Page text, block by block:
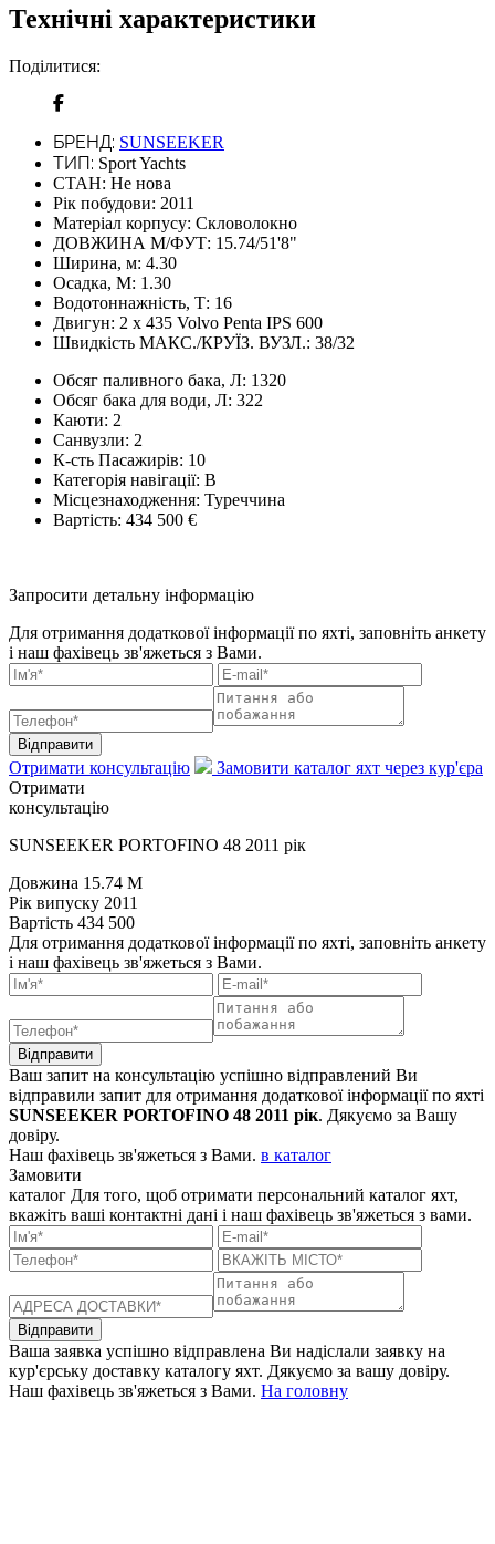
Технічні характеристики
Поділитися:
БРЕНД: SUNSEEKER
ТИП: Sport Yachts
СТАН: Не нова
Рік побудови: 2011
Матеріал корпусу: Скловолокно
ДОВЖИНА М/ФУТ: 15.74/51'8"
Ширина, м: 4.30
Осадка, М: 1.30
Водотоннажність, Т: 16
Двигун: 2 x 435 Volvo Penta IPS 600
Швидкість МАКС./КРУЇЗ. ВУЗЛ.: 38/32
Обсяг паливного бака, Л: 1320
Обсяг бака для води, Л: 322
Каюти: 2
Санвузли: 2
К-сть Пасажирів: 10
Категорія навігації: В
Місцезнаходження: Туреччина
Вартість: 434 500 €
Запросити детальну інформацію
Для отримання додаткової інформації по яхті, заповніть анкету
і наш фахівець зв'яжеться з Вами.
Відправити
Отримати консультацію
Замовити каталог яхт через кур'єра
Отримати
консультацію
SUNSEEKER PORTOFINO 48 2011 рік
Довжина 15.74 M
Рік випуску 2011
Вартість 434 500
Для отримання додаткової інформації по яхті, заповніть анкету
і наш фахівець зв'яжеться з Вами.
Відправити
Ваш запит на консультацію успішно відправлений Ви
відправили запит для отримання додаткової інформації по яхті
SUNSEEKER PORTOFINO 48 2011 рік. Дякуємо за Вашу
довіру.
Наш фахівець зв'яжеться з Вами. в каталог
Замовити
каталог Для того, щоб отримати персональний каталог яхт,
вкажіть ваші контактні дані і наш фахівець зв'яжеться з вами.
Відправити
Ваша заявка успішно відправлена Ви надіслали заявку на
кур'єрську доставку каталогу яхт. Дякуємо за вашу довіру.
Наш фахівець зв'яжеться з Вами. На головну